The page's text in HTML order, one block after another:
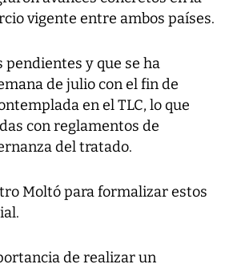
vigente entre ambos países.
y que se ha
de julio con el fin de
en el TLC, lo que
con reglamentos de
del tratado.
Moltó para formalizar estos
de realizar un